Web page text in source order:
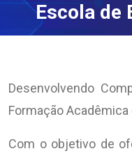
Escola de
Desenvolvendo
Formação Acadêmica
Com o objetivo de